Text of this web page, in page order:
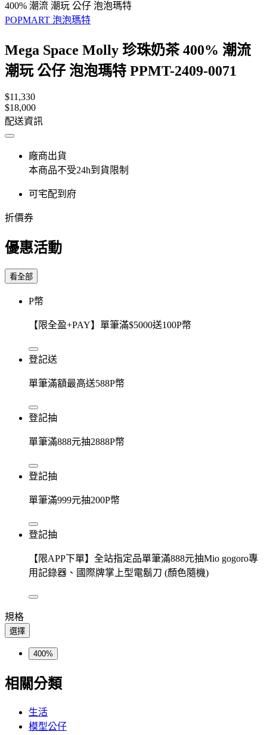
400% 潮流 潮玩 公仔 泡泡瑪特
POPMART 泡泡瑪特
Mega Space Molly 珍珠奶茶 400% 潮流
潮玩 公仔 泡泡瑪特 PPMT-2409-0071
$11,330
$18,000
配送資訊
廠商出貨
本商品不受24h到貨限制
可宅配到府
折價券
優惠活動
看全部
P幣
【限全盈+PAY】單筆滿$5000送100P幣
登記送
單筆滿額最高送588P幣
登記抽
單筆滿888元抽2888P幣
登記抽
單筆滿999元抽200P幣
登記抽
【限APP下單】全站指定品單筆滿888元抽Mio gogoro專
用記錄器、國際牌掌上型電鬍刀 (顏色隨機)
規格
選擇
400%
相關分類
生活
模型公仔